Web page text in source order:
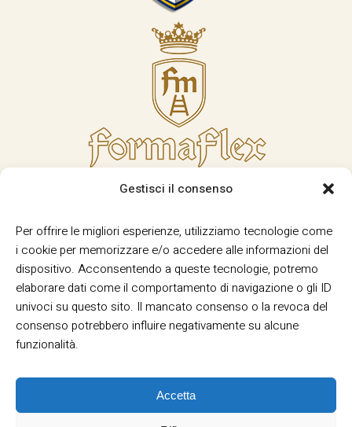
Gestisci il consenso
Per offrire le migliori esperienze, utilizziamo tecnologie come
i cookie per memorizzare e/o accedere alle informazioni del
dispositivo. Acconsentendo a queste tecnologie, potremo
elaborare dati come il comportamento di navigazione o gli ID
univoci su questo sito. Il mancato consenso o la revoca del
consenso potrebbero influire negativamente su alcune
funzionalità.
Accetta